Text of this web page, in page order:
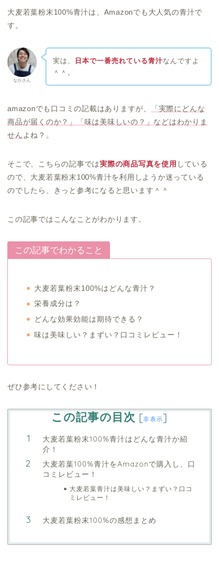
大麦若葉粉末100%青汁は、Amazonでも大人気の青汁で
す。
なかさん
実は、 日本で一番売れている青汁なんですよ
＾＾。
amazonでも口コミの記載はありますが、
「実際にどんな
商品が届くのか？」「味は美味しいの？」などはわかりま
せん よね？。
そこで、こちらの記事では実際の商品写真を使用 している
ので、大麦若葉粉末100%青汁を利用しようか迷っている
のでしたら、きっと参考になると思います＾＾
この記事ではこんなことがわかります。
この記事でわかること
大麦若葉粉末100%はどんな青汁？
栄養成分は？
どんな効果効能は期待できる？
味は美味しい？まずい？口コミレビュー！
ぜひ参考にしてください！
この記事の目次 [非表示]
大麦若葉粉末100%青汁はどんな青汁か紹
介！
大麦若葉100%青汁をAmazonで購入し、口
コミレビュー！
大麦若葉青汁は美味しい？まずい？口コ
ミレビュー！
大麦若葉粉末100%の感想まとめ